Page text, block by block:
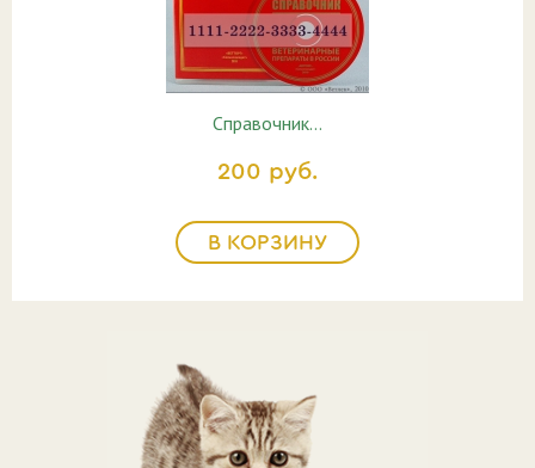
Справочник…
200 руб.
В КОРЗИНУ